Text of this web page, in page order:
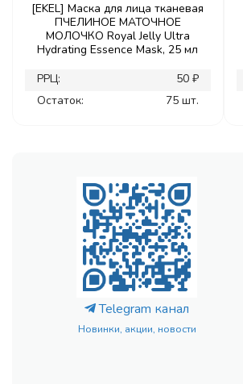
[EKEL] Маска для лица тканевая
ПЧЕЛИНОЕ МАТОЧНОЕ
МОЛОЧКО Royal Jelly Ultra
Hydrating Essence Mask, 25 мл
РРЦ:
50 ₽
Остаток:
75 шт.
Telegram канал
Новинки, акции, новости